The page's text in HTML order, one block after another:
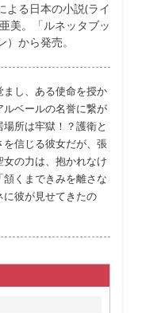
よる日本の小説(ライ
美。「ルネッタブッ
から発売。
し、ある使命を授か
ベールの名誉に繋が
所は牢獄！？護衛と
信じる彼女だが、張
の力は、抱かれなけ
くまできみを離さな
彼が見せてきたの